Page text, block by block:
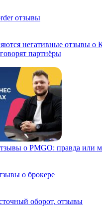
отзывы
негативные отзывы о
партнёры
о PMGO: правда или
о брокере
оборот, отзывы